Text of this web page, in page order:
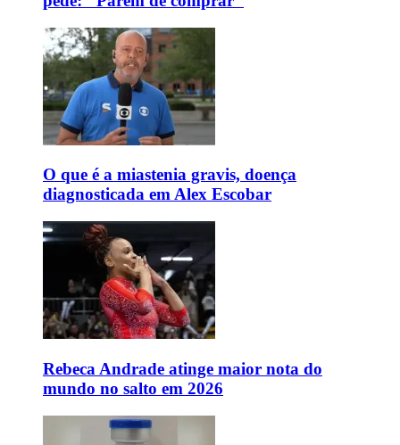
O que é a miastenia gravis, doença
diagnosticada em Alex Escobar
Rebeca Andrade atinge maior nota do
mundo no salto em 2026